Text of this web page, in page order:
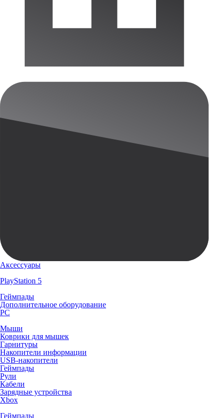
Аксессуары
PlayStation 5
Геймпады
Дополнительное оборудование
PC
Мыши
Коврики для мышек
Гарнитуры
Накопители информации
USB-накопители
Геймпады
Рули
Кабели
Зарядные устройства
Xbox
Геймпады